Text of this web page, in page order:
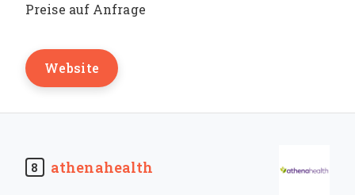
Preise auf Anfrage
Website
8 athenahealth